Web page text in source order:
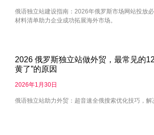
俄语独立站建设指南：2026年俄罗斯市场网站投放
材料清单助力企业成功拓展海外市场。
2026 俄罗斯独立站做外贸，最常见的
黄了”的原因
2026年1月30日
俄语独立站助力外贸：超音速全俄搜索优化技巧，解